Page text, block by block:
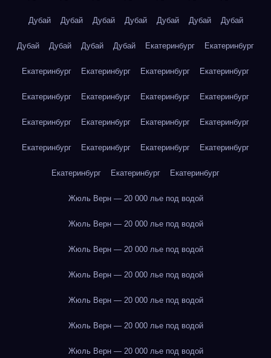
Дубай Дубай Дубай Дубай Дубай Дубай Дубай
Дубай Дубай Дубай Дубай Екатеринбург Екатеринбург
Екатеринбург Екатеринбург Екатеринбург Екатеринбург
Екатеринбург Екатеринбург Екатеринбург Екатеринбург
Екатеринбург Екатеринбург Екатеринбург Екатеринбург
Екатеринбург Екатеринбург Екатеринбург Екатеринбург
Екатеринбург Екатеринбург Екатеринбург
Жюль Верн — 20 000 лье под водой
Жюль Верн — 20 000 лье под водой
Жюль Верн — 20 000 лье под водой
Жюль Верн — 20 000 лье под водой
Жюль Верн — 20 000 лье под водой
Жюль Верн — 20 000 лье под водой
Жюль Верн — 20 000 лье под водой